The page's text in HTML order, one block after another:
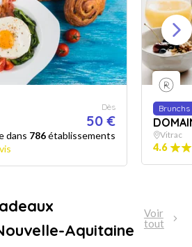
Dès
50 €
dans 786établissements
Brunchs
Vitrac
4.6
Aquitaine
Voir
tout